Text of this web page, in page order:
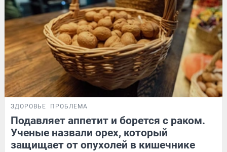
ЗДОРОВЬЕ ПРОБЛЕМА
Подавляет аппетит и борется с раком.
Ученые назвали орех, который
защищает от опухолей в кишечнике